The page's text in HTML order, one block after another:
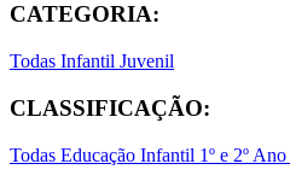
CATEGORIA:
Todas Infantil Juvenil
CLASSIFICAÇÃO:
Todas Educação Infantil 1º e 2º Ano